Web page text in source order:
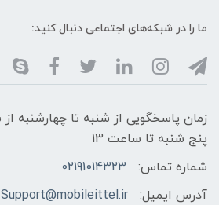
ما را در شبکه‌های اجتماعی دنبال کنید:
پنج شنبه تا ساعت 13
شماره تماس:
02191014323
آدرس ایمیل:
Support@mobileittel.ir